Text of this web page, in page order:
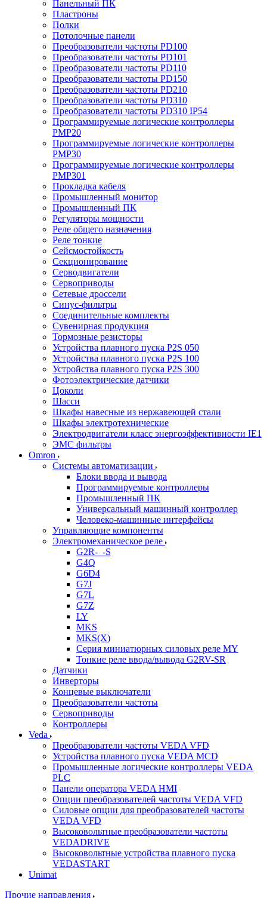
Панельный ПК
Пластроны
Полки
Потолочные панели
Преобразователи частоты PD100
Преобразователи частоты PD101
Преобразователи частоты PD110
Преобразователи частоты PD150
Преобразователи частоты PD210
Преобразователи частоты PD310
Преобразователи частоты PD310 IP54
Программируемые логические контроллеры
PMP20
Программируемые логические контроллеры
PMP30
Программируемые логические контроллеры
PMP301
Прокладка кабеля
Промышленный монитор
Промышленный ПК
Регуляторы мощности
Реле общего назначения
Реле тонкие
Сейсмостойкость
Секционирование
Серводвигатели
Сервоприводы
Сетевые дроссели
Синус-фильтры
Соединительные комплекты
Сувенирная продукция
Тормозные резисторы
Устройства плавного пуска P2S 050
Устройства плавного пуска P2S 100
Устройства плавного пуска P2S 300
Фотоэлектрические датчики
Цоколи
Шасси
Шкафы навесные из нержавеющей стали
Шкафы электротехнические
Электродвигатели класс энергоэффективности IE1
ЭМС фильтры
Omron
Системы автоматизации
Блоки ввода и вывода
Программируемые контроллеры
Промышленный ПК
Универсальный машинный контроллер
Человеко-машинные интерфейсы
Управляющие компоненты
Электромеханическое реле
G2R-_-S
G4Q
G6D4
G7J
G7L
G7Z
LY
MKS
MKS(X)
Серия миниатюрных силовых реле MY
Тонкие реле ввода/вывода G2RV-SR
Датчики
Инверторы
Концевые выключатели
Преобразователи частоты
Сервоприводы
Контроллеры
Veda
Преобразователи частоты VEDA VFD
Устройства плавного пуска VEDA MCD
Промышленные логические контроллеры VEDA
PLC
Панели оператора VEDA HMI
Опции преобразователей частоты VEDA VFD
Силовые опции для преобразователей частоты
VEDA VFD
Высоковольтные преобразователи частоты
VEDADRIVE
Высоковольтные устройства плавного пуска
VEDASTART
Unimat
Прочие направления